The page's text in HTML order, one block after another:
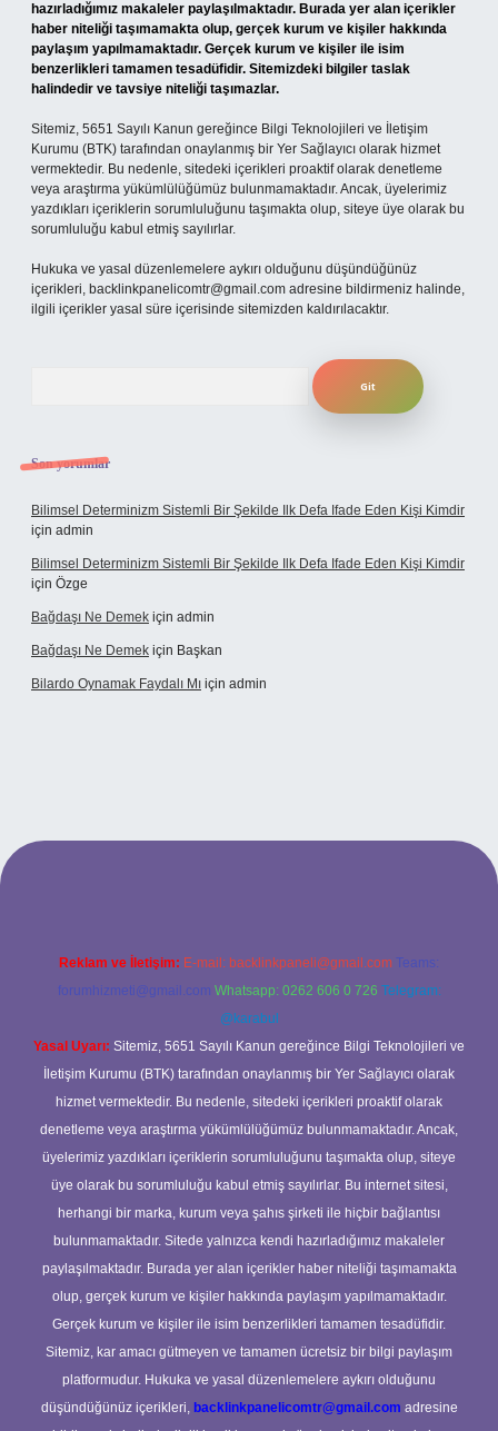
hazırladığımız makaleler paylaşılmaktadır. Burada yer alan içerikler
haber niteliği taşımamakta olup, gerçek kurum ve kişiler hakkında
paylaşım yapılmamaktadır. Gerçek kurum ve kişiler ile isim
benzerlikleri tamamen tesadüfidir. Sitemizdeki bilgiler taslak
halindedir ve tavsiye niteliği taşımazlar.
Sitemiz, 5651 Sayılı Kanun gereğince Bilgi Teknolojileri ve İletişim
Kurumu (BTK) tarafından onaylanmış bir Yer Sağlayıcı olarak hizmet
vermektedir. Bu nedenle, sitedeki içerikleri proaktif olarak denetleme
veya araştırma yükümlülüğümüz bulunmamaktadır. Ancak, üyelerimiz
yazdıkları içeriklerin sorumluluğunu taşımakta olup, siteye üye olarak bu
sorumluluğu kabul etmiş sayılırlar.
Hukuka ve yasal düzenlemelere aykırı olduğunu düşündüğünüz
içerikleri, backlinkpanelicomtr@gmail.com adresine bildirmeniz halinde,
ilgili içerikler yasal süre içerisinde sitemizden kaldırılacaktır.
Son yorumlar
Bilimsel Determinizm Sistemli Bir Şekilde Ilk Defa Ifade Eden Kişi Kimdir
için admin
Bilimsel Determinizm Sistemli Bir Şekilde Ilk Defa Ifade Eden Kişi Kimdir
için Özge
Bağdaşı Ne Demek için admin
Bağdaşı Ne Demek için Başkan
Bilardo Oynamak Faydalı Mı için admin
bahis sitesi
Reklam ve İletişim: E-mail: backlinkpaneli@gmail.com Teams:
forumhizmeti@gmail.com Whatsapp: 0262 606 0 726 Telegram:
@karabul
Yasal Uyarı: Sitemiz, 5651 Sayılı Kanun gereğince Bilgi Teknolojileri ve
İletişim Kurumu (BTK) tarafından onaylanmış bir Yer Sağlayıcı olarak
hizmet vermektedir. Bu nedenle, sitedeki içerikleri proaktif olarak
denetleme veya araştırma yükümlülüğümüz bulunmamaktadır. Ancak,
üyelerimiz yazdıkları içeriklerin sorumluluğunu taşımakta olup, siteye
üye olarak bu sorumluluğu kabul etmiş sayılırlar. Bu internet sitesi,
herhangi bir marka, kurum veya şahıs şirketi ile hiçbir bağlantısı
bulunmamaktadır. Sitede yalnızca kendi hazırladığımız makaleler
paylaşılmaktadır. Burada yer alan içerikler haber niteliği taşımamakta
olup, gerçek kurum ve kişiler hakkında paylaşım yapılmamaktadır.
Gerçek kurum ve kişiler ile isim benzerlikleri tamamen tesadüfidir.
Sitemiz, kar amacı gütmeyen ve tamamen ücretsiz bir bilgi paylaşım
platformudur. Hukuka ve yasal düzenlemelere aykırı olduğunu
düşündüğünüz içerikleri, backlinkpanelicomtr@gmail.com adresine